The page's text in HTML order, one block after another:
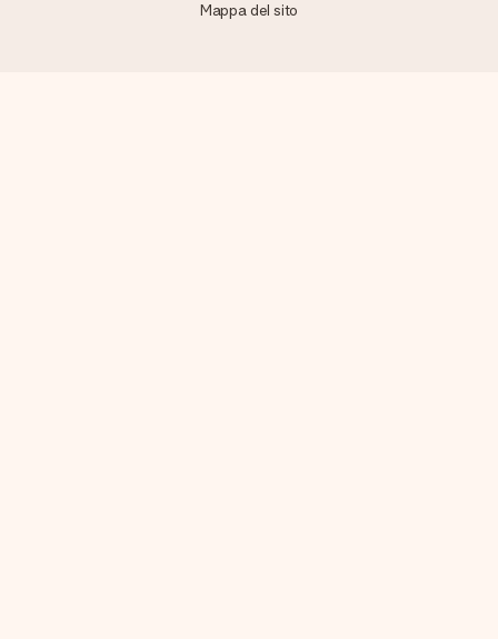
Mappa del sito